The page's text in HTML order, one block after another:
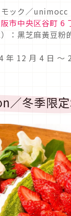
ック／unimocc
市中央区谷町 6
：黑芝麻黃豆粉
年 12 月 4 日 ～
／冬季限